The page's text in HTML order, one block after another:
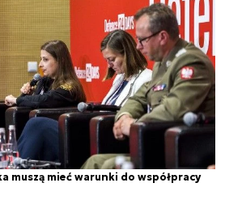
muszą mieć warunki do współpracy